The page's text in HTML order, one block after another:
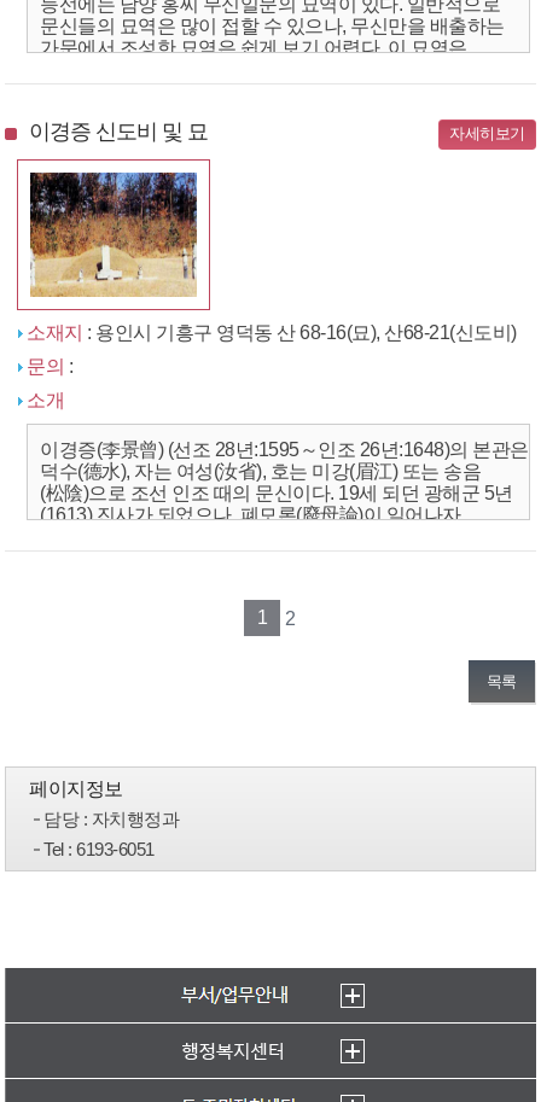
능선에는 남양 홍씨 무신일문의 묘역이 있다. 일반적으로
문신들의 묘역은 많이 접할 수 있으나, 무신만을 배출하는
가문에서 조성한 묘역은 쉽게 보기 어렵다. 이 묘역은
이경증 신도비 및 묘
소재지 : 용인시 기흥구 영덕동 산 68-16(묘), 산68-21(신도비)
문의 :
소개
이경증(李景曾) (선조 28년:1595～인조 26년:1648)의 본관은
덕수(德水), 자는 여성(汝省), 호는 미강(眉江) 또는 송음
(松陰)으로 조선 인조 때의 문신이다. 19세 되던 광해군 5년
(1613) 진사가 되었으나, 폐모론(廢母論)이 일어나자
자세히보기
1 2
목록
페이지정보
담당: 자치행정과
Tel: 6193-6051